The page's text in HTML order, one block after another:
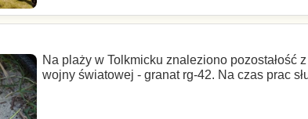
Na plaży w Tolkmicku znaleziono pozostałość z
wojny światowej - granat rg-42. Na czas prac